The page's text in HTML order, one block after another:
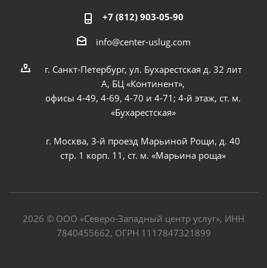
+7 (812) 903-05-90
info@center-uslug.com
г. Санкт-Петербург, ул. Бухарестская д. 32 лит
А, БЦ «Континент»,
офисы 4-49, 4-69, 4-70 и 4-71; 4-й этаж, ст. м.
«Бухарестская»
г. Москва, 3-й проезд Марьиной Рощи, д. 40
стр. 1 корп. 11, ст. м. «Марьина роща»
2026 © ООО «Северо-Западный центр услуг», ИНН
7840455662, ОГРН 1117847321899